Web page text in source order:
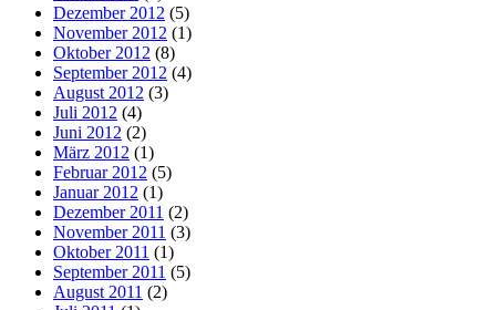
Dezember 2012 (5)
November 2012 (1)
Oktober 2012 (8)
September 2012 (4)
August 2012 (3)
Juli 2012 (4)
Juni 2012 (2)
März 2012 (1)
Februar 2012 (5)
Januar 2012 (1)
Dezember 2011 (2)
November 2011 (3)
Oktober 2011 (1)
September 2011 (5)
August 2011 (2)